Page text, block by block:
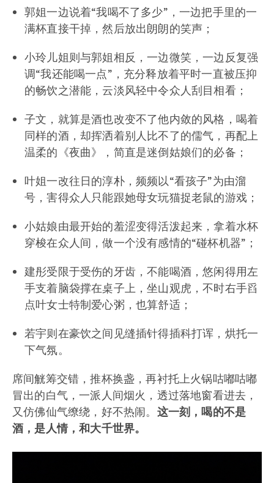
郭姐一边说着“我喝不了多少”，一边把手里的一
满杯直接干掉，然后放出朗朗的笑声；
小玲儿姐则与郭姐相反，一边微笑，一边反复强
调“我还能喝一点”，充分释放着平时一直被压抑
的畅饮之潜能，云淡风轻中令众人刮目相看；
子文，就算是酒也改变不了他内敛的风格，喝着
同样的酒，却挥洒着别人比不了的儒气，再配上
温柔的《夜曲》，简直是迷倒姑娘们的必备；
叶姐一改往日的淳朴，频频以“看孩子”为由溜
号，害得众人只能跟她母女玩猫捉老鼠的游戏；
小姑娘由最开始的羞涩变得活泼起来，拿着水杯
穿梭在众人间，做一个没有感情的“碰杯机器”；
建彤受限于受伤的牙齿，不能喝酒，悠闲得用左
手支着脑袋撑在桌子上，坐山观虎，不时右手舀
点叶女士特制爱心粥，也算舒适；
若宇则在豪饮之间见缝插针得插科打诨，烘托一
下气氛。
席间觥筹交错，推杯换盏，再衬托上火锅咕嘟咕嘟
冒出的白气，一派人间烟火，透过落地窗看进去，
又仿佛仙气缭绕，好不热闹。 这一刻，喝的不是
酒，是人情，和大千世界。